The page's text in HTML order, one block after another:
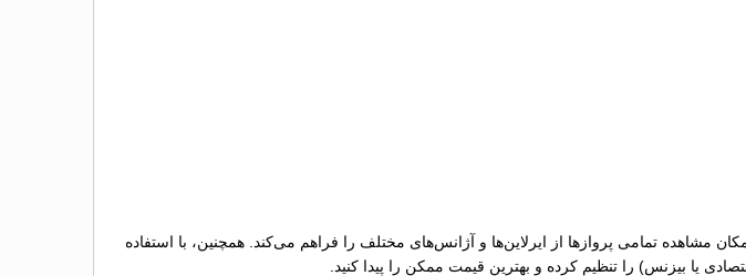
مشاهده تمامی پروازها از ایرلاین‌ها و آژانس‌های مختلف را فراهم می‌کند. همچنین، با استفاده
یا بیزنس) را تنظیم کرده و بهترین قیمت ممکن را پیدا کنید.